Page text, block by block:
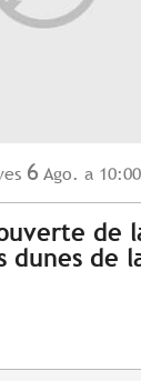
6 Ago. a 10:00
de
dunes de